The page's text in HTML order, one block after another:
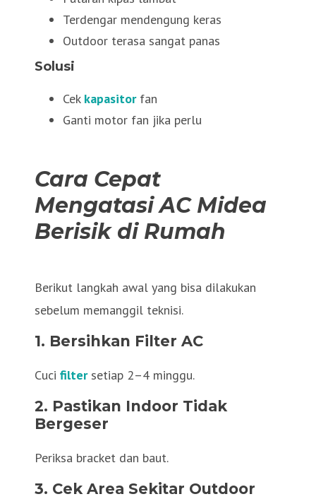
Terdengar mendengung keras
Outdoor terasa sangat panas
Solusi
Cek kapasitorfan
Ganti motor fan jika perlu
Cara Cepat
Mengatasi AC Midea
Berisik di Rumah
Berikut langkah awal yang bisa dilakukan
sebelum memanggil teknisi.
1. Bersihkan Filter AC
Cuci filtersetiap 2–4 minggu.
2. Pastikan Indoor Tidak
Bergeser
Periksa bracket dan baut.
3. Cek Area Sekitar Outdoor